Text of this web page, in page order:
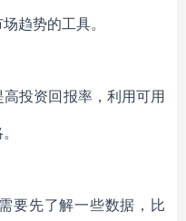
趋势的工具。
投资回报率，利用可用
要先了解一些数据，比